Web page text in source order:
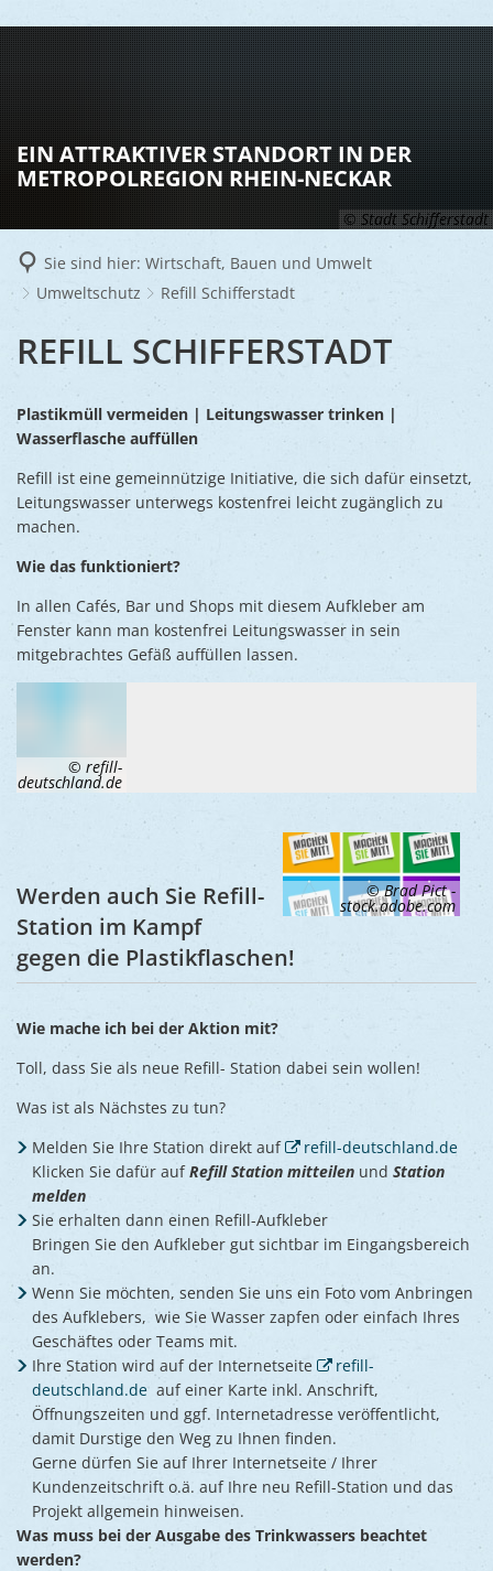
LEBEN
Vereine
Kinder
Ukraine
RATHAUS
Bürger-
Wahlen
Schulen
Ernst-
© Stadt Schifferstadt
EIN ATTRAKTIVER STANDORT IN DER
METROPOLREGION RHEIN-NECKAR
Sie sind hier: Wirtschaft, Bauen und Umwelt
Umweltschutz
Refill Schifferstadt
REFILL
SCHIFFERSTADT
REFILL SCHIFFERSTADT
Plastikmüll vermeiden | Leitungswasser trinken |
Wasserflasche auffüllen
Refill ist eine gemeinnützige Initiative, die sich dafür einsetzt,
Leitungswasser unterwegs kostenfrei leicht zugänglich zu
machen.
Wie das funktioniert?
In allen Cafés, Bar und Shops mit diesem Aufkleber am
Fenster kann man kostenfrei Leitungswasser in sein
mitgebrachtes Gefäß auffüllen lassen.
© refill-
deutschland.de
© Brad Pict -
stock.adobe.com
Werden auch Sie Refill-
Station im Kampf
gegen die Plastikflaschen!
Wie mache ich bei der Aktion mit?
Toll, dass Sie als neue Refill- Station dabei sein wollen!
Was ist als Nächstes zu tun?
Melden Sie Ihre Station direkt auf
refill-deutschland.de
Klicken Sie dafür aufRefill Station mitteilen und Station
melden
Sie erhalten dann einen Refill-Aufkleber
Bringen Sie den Aufkleber gut sichtbar im Eingangsbereich
an.
Wenn Sie möchten, senden Sie uns ein Foto vom Anbringen
des Aufklebers, wie Sie Wasser zapfen oder einfach Ihres
Geschäftes oder Teams mit.
Ihre Station wird auf der Internetseite
refill-
deutschland.de auf einer Karte inkl. Anschrift,
Öffnungszeiten und ggf. Internetadresse veröffentlicht,
damit Durstige den Weg zu Ihnen finden.
Gerne dürfen Sie auf Ihrer Internetseite / Ihrer
Kundenzeitschrift o.ä. auf Ihre neu Refill-Station und das
Projekt allgemein hinweisen.
Was muss bei der Ausgabe des Trinkwassers beachtet
werden?